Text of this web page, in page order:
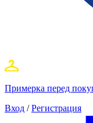
Примерка перед
Вход / Регистрация